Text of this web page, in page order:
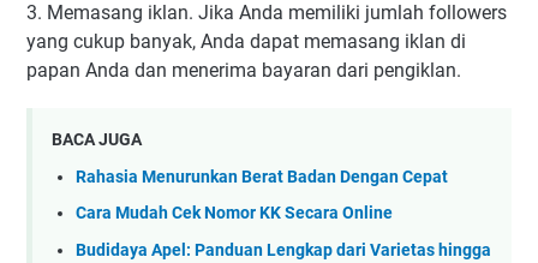
3. Memasang iklan. Jika Anda memiliki jumlah followers
yang cukup banyak, Anda dapat memasang iklan di
papan Anda dan menerima bayaran dari pengiklan.
BACA JUGA
Rahasia Menurunkan Berat Badan Dengan Cepat
Cara Mudah Cek Nomor KK Secara Online
Budidaya Apel: Panduan Lengkap dari Varietas hingga